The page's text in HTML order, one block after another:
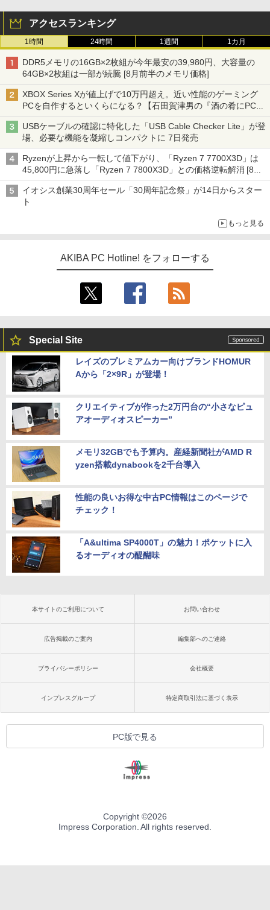
アクセスランキング
1時間 24時間 1週間 1カ月
DDR5メモリの16GB×2枚組が今年最安の39,980円、大容量の
64GB×2枚組は一部が続騰 [8月前半のメモリ価格]
XBOX Series Xが値上げで10万円超え。近い性能のゲーミング
PCを自作するといくらになる？【石田賀津男の『酒の肴にPCゲ
ーム』】
USBケーブルの確認に特化した「USB Cable Checker Lite」が登
場、必要な機能を凝縮しコンパクトに 7日発売
Ryzenが上昇から一転して値下がり、「Ryzen 7 7700X3D」は
45,800円に急落し「Ryzen 7 7800X3D」との価格逆転解消 [8月
前半のCPU価格]
イオシス創業30周年セール「30周年記念祭」が14日からスター
ト
もっと見る
AKIBA PC Hotline! をフォローする
Special Site
レイズのプレミアムカー向けブランドHOMUR
Aから「2×9R」が登場！
クリエイティブが作った2万円台の“小さなピュ
アオーディオスピーカー”
メモリ32GBでも予算内。産経新聞社がAMD R
yzen搭載dynabookを2千台導入
性能の良いお得な中古PC情報はこのページで
チェック！
「A&ultima SP4000T」の魅力！ポケットに入
るオーディオの醍醐味
本サイトのご利用について お問い合わせ
広告掲載のご案内 編集部へのご連絡
プライバシーポリシー 会社概要
インプレスグループ 特定商取引法に基づく表示
PC版で見る
Copyright ©2026
Impress Corporation. All rights reserved.